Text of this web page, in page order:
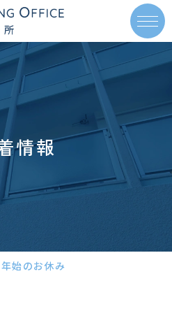
情報
始のお休み